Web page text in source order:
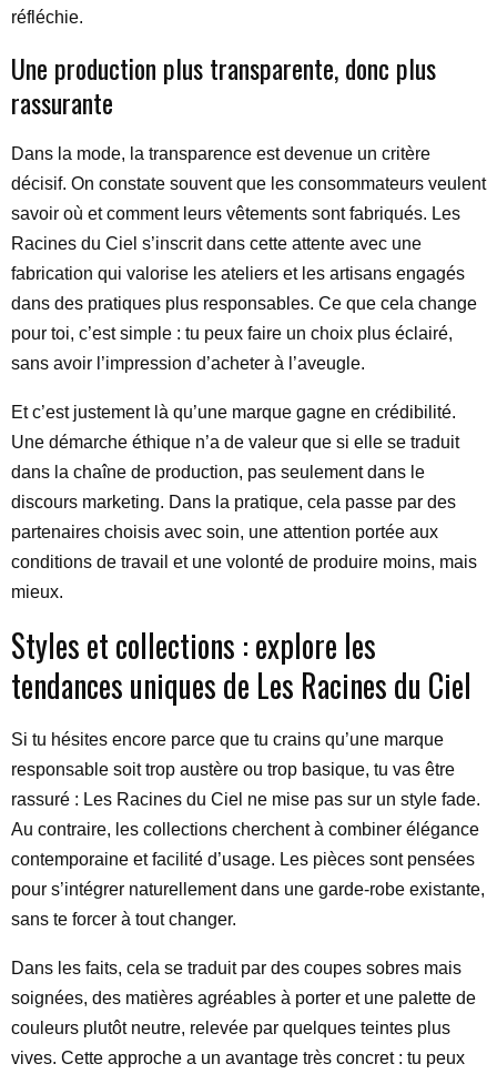
réfléchie.
Une production plus transparente, donc plus
rassurante
Dans la mode, la transparence est devenue un critère
décisif. On constate souvent que les consommateurs veulent
savoir où et comment leurs vêtements sont fabriqués. Les
Racines du Ciel s’inscrit dans cette attente avec une
fabrication qui valorise les ateliers et les artisans engagés
dans des pratiques plus responsables. Ce que cela change
pour toi, c’est simple : tu peux faire un choix plus éclairé,
sans avoir l’impression d’acheter à l’aveugle.
Et c’est justement là qu’une marque gagne en crédibilité.
Une démarche éthique n’a de valeur que si elle se traduit
dans la chaîne de production, pas seulement dans le
discours marketing. Dans la pratique, cela passe par des
partenaires choisis avec soin, une attention portée aux
conditions de travail et une volonté de produire moins, mais
mieux.
Styles et collections : explore les
tendances uniques de Les Racines du Ciel
Si tu hésites encore parce que tu crains qu’une marque
responsable soit trop austère ou trop basique, tu vas être
rassuré : Les Racines du Ciel ne mise pas sur un style fade.
Au contraire, les collections cherchent à combiner élégance
contemporaine et facilité d’usage. Les pièces sont pensées
pour s’intégrer naturellement dans une garde-robe existante,
sans te forcer à tout changer.
Dans les faits, cela se traduit par des coupes sobres mais
soignées, des matières agréables à porter et une palette de
couleurs plutôt neutre, relevée par quelques teintes plus
vives. Cette approche a un avantage très concret : tu peux